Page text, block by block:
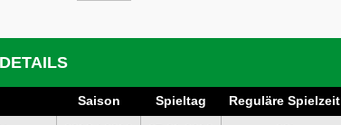
DETAILS
Saison Spieltag
Reguläre Spielzeit